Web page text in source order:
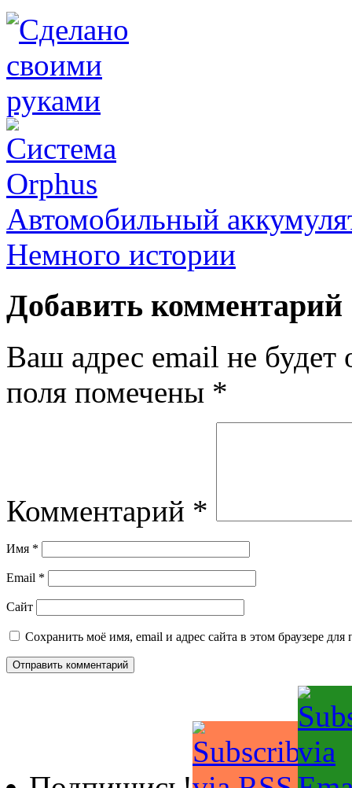
Автомобильный
Немного истории
Добавить комментарий
Ваш адрес email не будет
поля помечены *
Комментарий *
Имя *
Email *
Сайт
Сохранить моё имя, email и адрес сайта в этом браузере